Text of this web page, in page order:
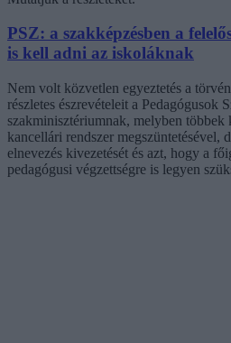
PSZ: a szakképzésben a
is kell adni az iskoláknak
Nem volt közvetlen egyeztetés a
részletes észrevételeit a Pedagógusok
szakminisztériumnak, melyben többek
kancellári rendszer megszüntetésével,
elnevezés kivezetését és azt, hogy a
pedagógusi végzettségre is legyen